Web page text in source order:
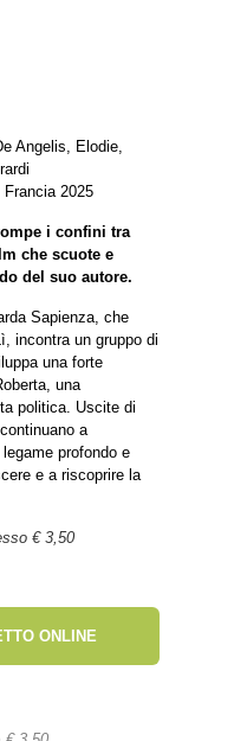
Angelis, Elodie,
2025
i confini tra
che scuote e
del suo autore.
Sapienza, che
incontra un gruppo di
una forte
una
politica. Uscite di
a
profondo e
e a riscoprire la
€ 3,50
ONLINE